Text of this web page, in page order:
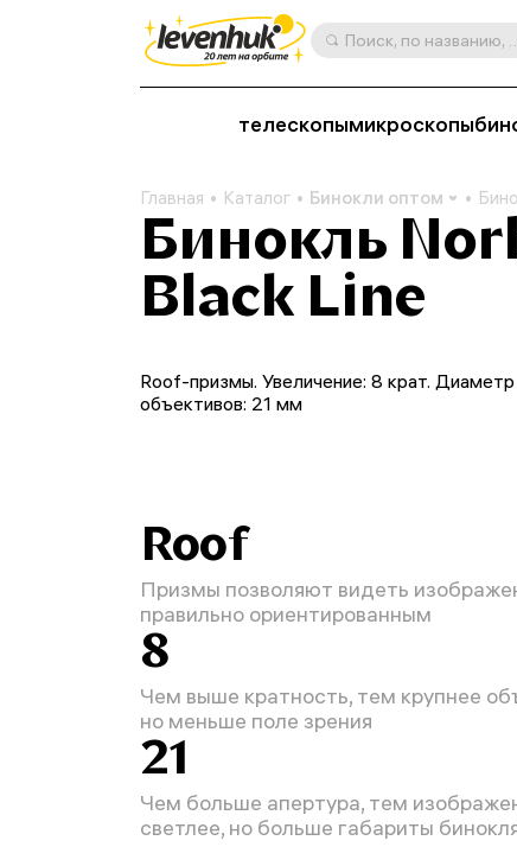
Поиск, по
телескопымикроскопы
Главная Каталог Бинокли оптом
Бинокль
Black Line
Roof-призмы. Увеличение: 8 крат. Диаметр
объективов: 21 мм
Roof
Призмы позволяют видеть
правильно ориентированным
8
Чем выше кратность, тем крупнее
но меньше поле зрения
21
Чем больше апертура, тем
светлее, но больше габариты